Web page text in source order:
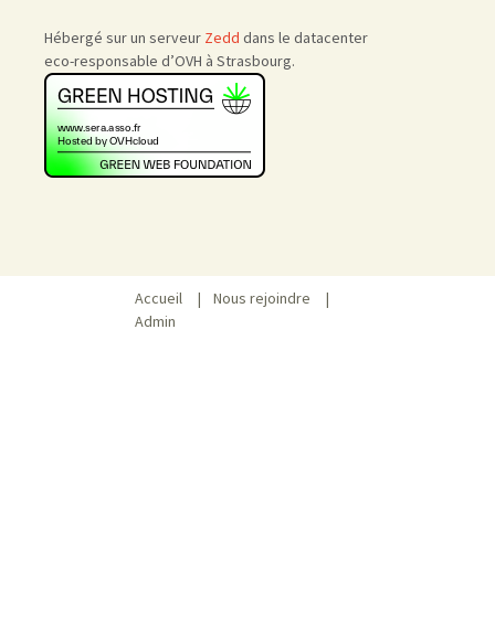
Hébergé sur un serveur Zedd dans le datacenter
eco-responsable d’OVH à Strasbourg.
Accueil | Nous rejoindre
|
Admin